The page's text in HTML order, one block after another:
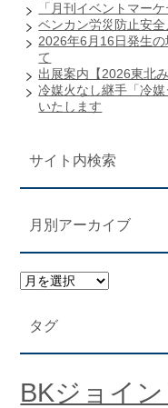
「月刊イベントマー
ベンカン労災防止安
2026年6月16日発生
て
出展案内【2026東北み
冷媒火なし継手「冷
いたします
サイト内検索
月別アーカイブ
タグ
BKジョイ